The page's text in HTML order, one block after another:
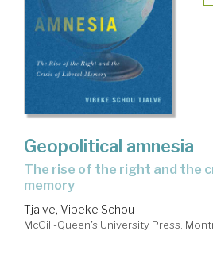
Geopolitical amnesia
the rise of the right and the crisis of liberal
memory
Tjalve, Vibeke Schou
McGill-Queen's University Press.